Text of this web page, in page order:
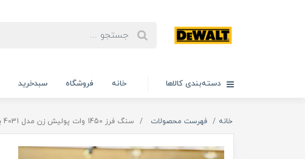
دسته‌بندی کالاها خانه فروشگاه سبدخرید
خانه فهرست محصولات سنگ فرز 1450 وات پولیش زن مدل 4031 بوش